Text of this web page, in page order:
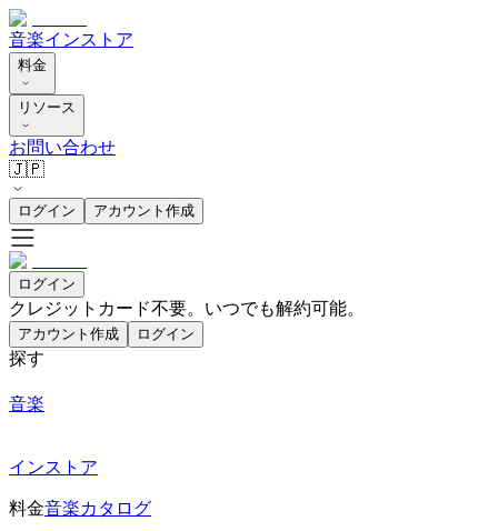
音楽インストア
料金
リソース
お問い合わせ
🇯🇵
ログイン アカウント作成
ログイン
クレジットカード不要。いつでも解約可能。
アカウント作成 ログイン
探す
音楽
インストア
料金音楽カタログ